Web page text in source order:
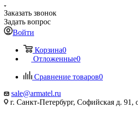
Заказать звонок
Задать вопрос
Войти
Корзина0
Отложенные0
Сравнение товаров0
sale@armatel.ru
г. Санкт-Петербург, Софийская д. 91,